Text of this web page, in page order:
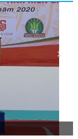
Hội khỏe Phù
2018